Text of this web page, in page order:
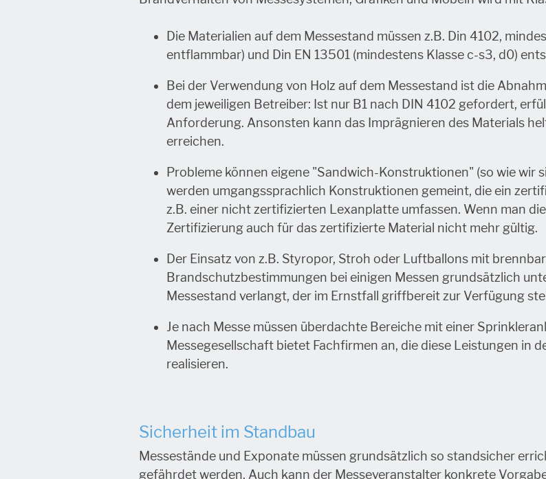
Die Materialien auf dem Messestand müssen z.B. Din 4102,
entflammbar) und Din EN 13501 (mindestens Klasse c-s3, d0)
Bei der Verwendung von Holz auf dem Messestand ist die
dem jeweiligen Betreiber: Ist nur B1 nach DIN 4102 gefordert,
Anforderung. Ansonsten kann das Imprägnieren des Materials
erreichen.
Probleme können eigene "Sandwich-Konstruktionen" (so wie wir
werden umgangssprachlich Konstruktionen gemeint, die ein
z.B. einer nicht zertifizierten Lexanplatte umfassen. Wenn man
Zertifizierung auch für das zertifizierte Material nicht mehr gültig.
Der Einsatz von z.B. Styropor, Stroh oder Luftballons mit
Brandschutzbestimmungen bei einigen Messen grundsätzlich
Messestand verlangt, der im Ernstfall griffbereit zur Verfügung
Je nach Messe müssen überdachte Bereiche mit einer
Messegesellschaft bietet Fachfirmen an, die diese Leistungen in
realisieren.
Sicherheit im Standbau
Messestände und Exponate müssen grundsätzlich so standsicher
gefährdet werden. Auch kann der Messeveranstalter konkrete